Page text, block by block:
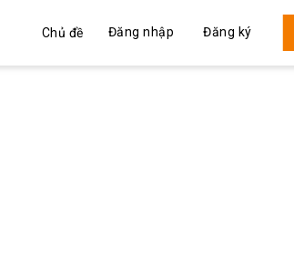
Chủ đề Đăng nhập Đăng ký